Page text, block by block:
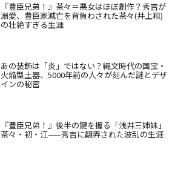
『豊臣兄弟！』茶々＝悪女はほぼ創作？秀吉が
溺愛、豊臣家滅亡を背負わされた茶々(井上和)
の壮絶すぎる生涯
あの装飾は「炎」ではない？縄文時代の国宝・
火焔型土器、5000年前の人々が刻んだ謎とデザ
インの秘密
『豊臣兄弟！』後半の鍵を握る「浅井三姉妹」
茶々・初・江——秀吉に翻弄された波乱の生涯